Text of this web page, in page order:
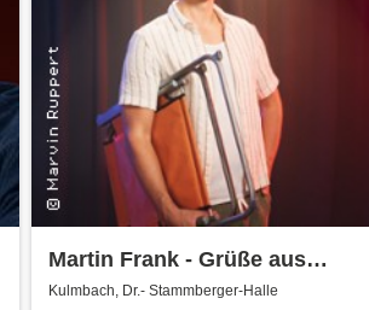
Martin Frank - Grüße aus
Allegro Süd
Kulmbach, Dr.- Stammberger-Halle